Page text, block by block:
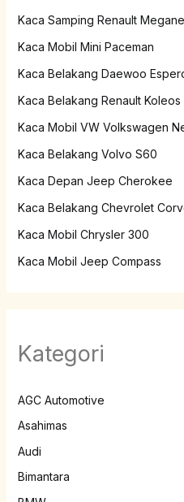
Kaca Samping Renault Megane
Kaca Mobil Mini Paceman
Kaca Belakang Daewoo
Kaca Belakang Renault Koleos
Kaca Mobil VW Volkswagen
Kaca Belakang Volvo S60
Kaca Depan Jeep Cherokee
Kaca Belakang Chevrolet
Kaca Mobil Chrysler 300
Kaca Mobil Jeep Compass
Kategori
AGC Automotive
Asahimas
Audi
Bimantara